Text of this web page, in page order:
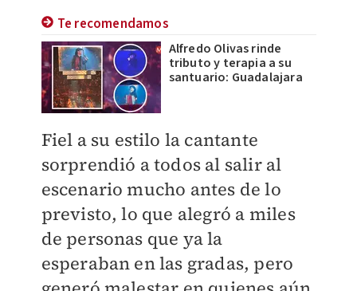
Te recomendamos
Alfredo Olivas rinde
tributo y terapia a su
santuario: Guadalajara
Fiel a su estilo la cantante
sorprendió a todos al salir al
escenario mucho antes de lo
previsto, lo que alegró a miles
de personas que ya la
esperaban en las gradas, pero